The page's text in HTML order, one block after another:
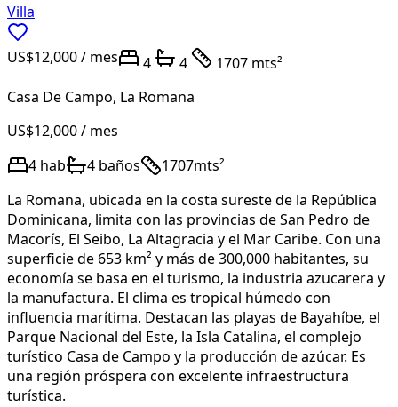
Villa
US$12,000/ mes 4 4
1707 mts²
Casa De Campo, La Romana
US$12,000/ mes
4 hab 4 baños 1707mts²
La Romana, ubicada en la costa sureste de la República
Dominicana, limita con las provincias de San Pedro de
Macorís, El Seibo, La Altagracia y el Mar Caribe. Con una
superficie de 653 km² y más de 300,000 habitantes, su
economía se basa en el turismo, la industria azucarera y
la manufactura. El clima es tropical húmedo con
influencia marítima. Destacan las playas de Bayahíbe, el
Parque Nacional del Este, la Isla Catalina, el complejo
turístico Casa de Campo y la producción de azúcar. Es
una región próspera con excelente infraestructura
turística.